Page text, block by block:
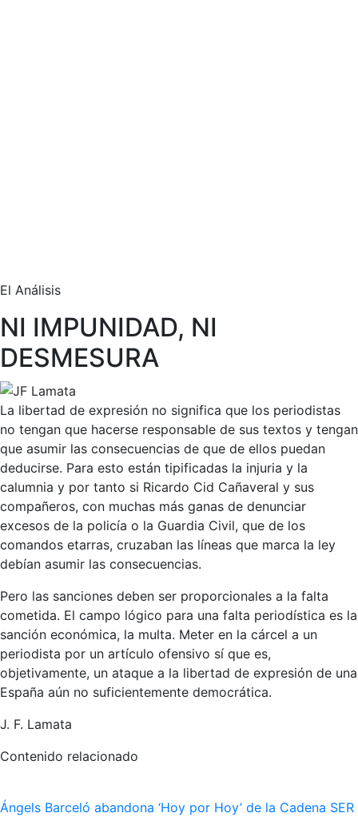
El Análisis
NI IMPUNIDAD, NI
DESMESURA
La libertad de expresión no significa que los periodistas
no tengan que hacerse responsable de sus textos y tengan
que asumir las consecuencias de que de ellos puedan
deducirse. Para esto están tipificadas la injuria y la
calumnia y por tanto si Ricardo Cid Cañaveral y sus
compañeros, con muchas más ganas de denunciar
excesos de la policía o la Guardia Civil, que de los
comandos etarras, cruzaban las líneas que marca la ley
debían asumir las consecuencias.
Pero las sanciones deben ser proporcionales a la falta
cometida. El campo lógico para una falta periodística es la
sanción económica, la multa. Meter en la cárcel a un
periodista por un artículo ofensivo sí que es,
objetivamente, un ataque a la libertad de expresión de una
España aún no suficientemente democrática.
J. F. Lamata
Contenido relacionado
Ángels Barceló abandona ‘Hoy por Hoy’ de la Cadena SER